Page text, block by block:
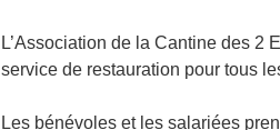
L’Association de la Cantine des 2
service de restauration pour tous
Les bénévoles et les salariées